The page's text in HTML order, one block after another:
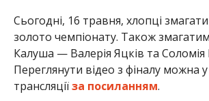
Сьогодні, 16 травня, хлопці
золото чемпіонату. Також
Калуша — Валерія Яцків та Соломія
Переглянути відео з фіналу можна
трансляціїза посиланням.